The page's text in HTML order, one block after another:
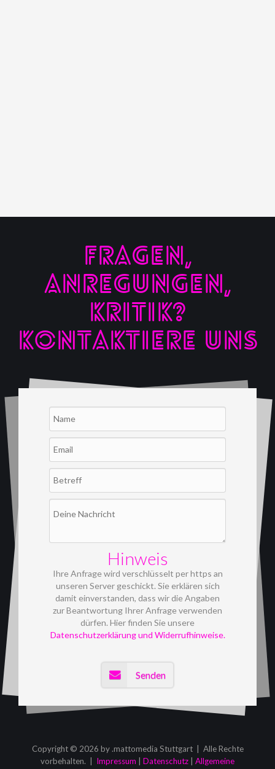
FRAGEN,
ANREGUNGEN,
KRITIK?
KONTAKTIERE UNS
Hinweis
Ihre Anfrage wird verschlüsselt per https an
unseren Server geschickt. Sie erklären sich
damit einverstanden, dass wir die Angaben
zur Beantwortung Ihrer Anfrage verwenden
dürfen. Hier finden Sie unsere
Datenschutzerklärung und Widerrufhinweise.
Senden
Copyright © 2026 by .mattomedia Stuttgart | Alle Rechte
vorbehalten. | Impressum Datenschutz
Allgemeine